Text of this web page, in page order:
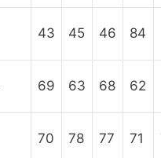
43 45 46 84
69 63 68 62
70 78 77 71